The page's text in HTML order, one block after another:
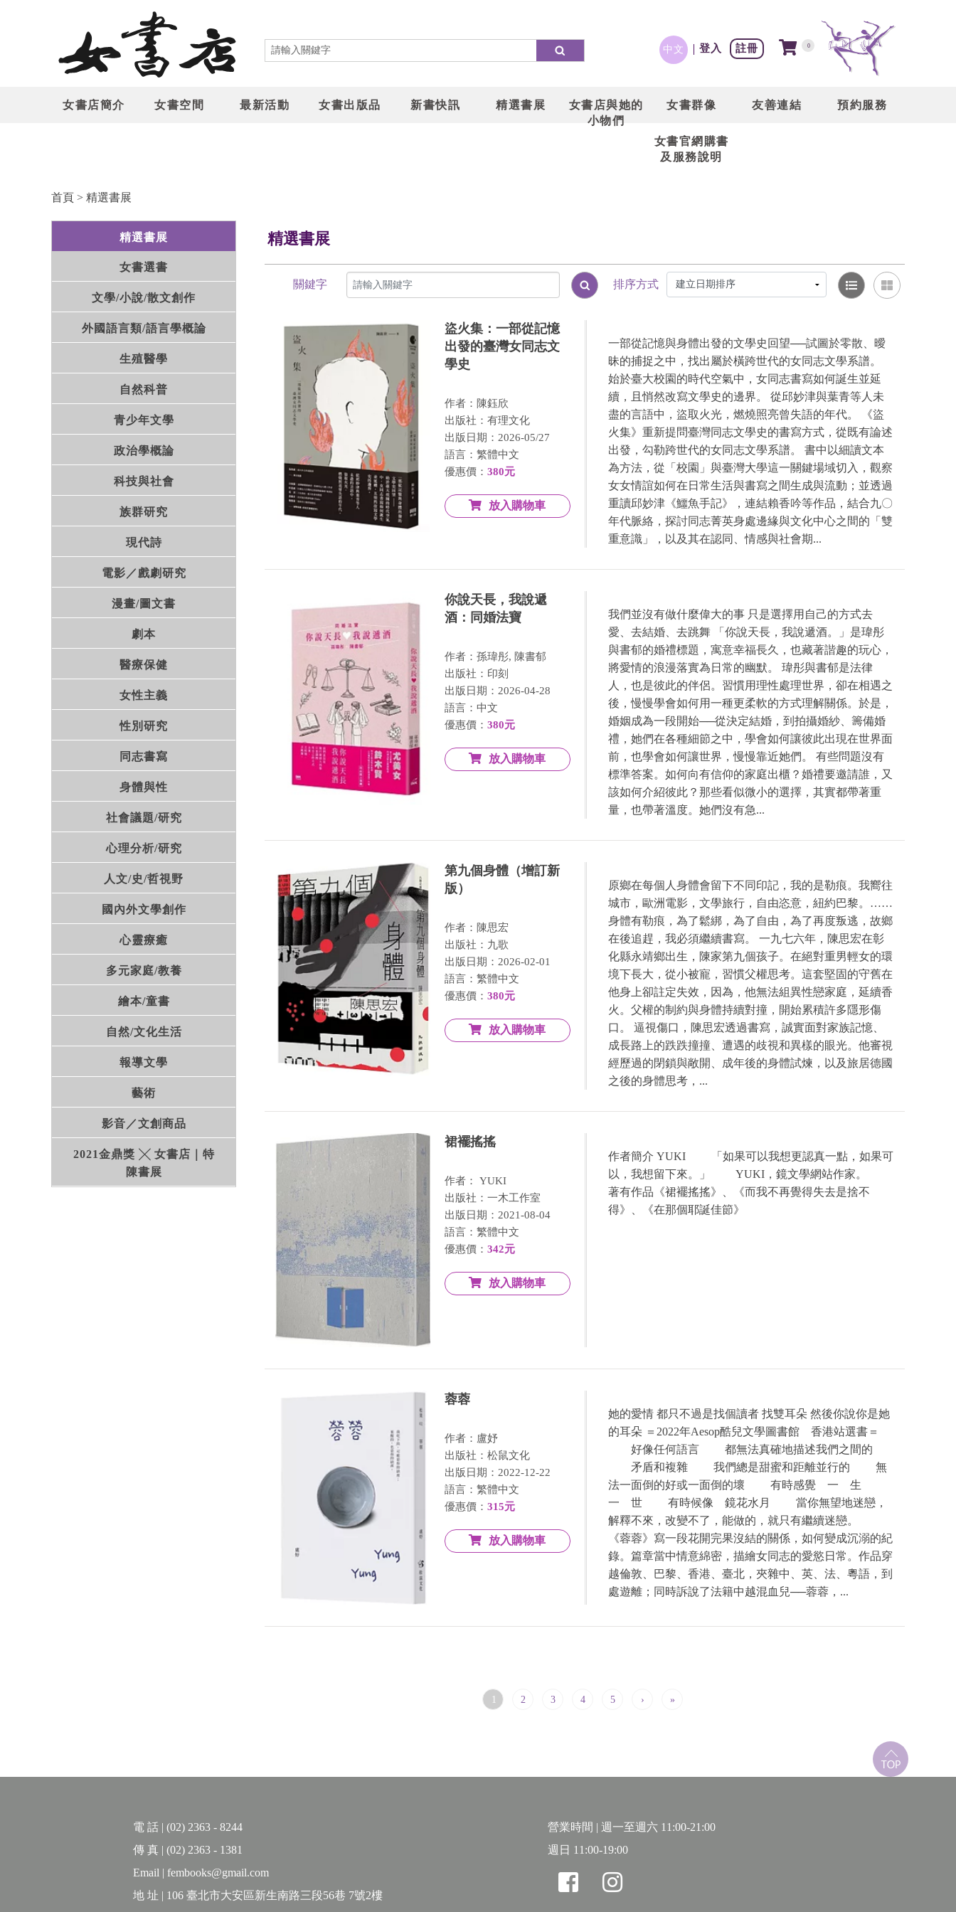
中文 登入 註冊 0
女書店簡介 女書空間 最新活動 女書出版品 新書快訊 精選書展
女書店與她的
小物們
女書群像 友善連結 預約服務
女書官網購書
及服務說明
首頁 > 精選書展
精選書展
女書選書
文學/小說/散文創作
外國語言類/語言學概論
生殖醫學
自然科普
青少年文學
政治學概論
科技與社會
族群研究
現代詩
電影／戲劇研究
漫畫/圖文書
劇本
醫療保健
女性主義
性別研究
同志書寫
身體與性
社會議題/研究
心理分析/研究
人文/史/哲視野
國內外文學創作
心靈療癒
多元家庭/教養
繪本/童書
自然/文化生活
報導文學
藝術
影音／文創商品
2021金鼎獎 ╳ 女書店｜特
陳書展
精選書展
關鍵字 排序方式
盜火集：一部從記憶
出發的臺灣女同志文
學史
作者：陳鈺欣
出版社：有理文化
出版日期：2026-05/27
語言：繁體中文
優惠價： 380元
放入購物車
一部從記憶與身體出發的文學史回望──試圖於零散、曖
昧的捕捉之中，找出屬於橫跨世代的女同志文學系譜。
始於臺大校園的時代空氣中，女同志書寫如何誕生並延
續，且悄然改寫文學史的邊界。 從邱妙津與葉青等人未
盡的言語中，盜取火光，燃燒照亮曾失語的年代。 《盜
火集》重新提問臺灣同志文學史的書寫方式，從既有論述
出發，勾勒跨世代的女同志文學系譜。 書中以細讀文本
為方法，從「校園」與臺灣大學這一關鍵場域切入，觀察
女女情誼如何在日常生活與書寫之間生成與流動；並透過
重讀邱妙津《鱷魚手記》，連結賴香吟等作品，結合九〇
年代脈絡，探討同志菁英身處邊緣與文化中心之間的「雙
重意識」，以及其在認同、情感與社會期...
你說天長，我說遞
酒：同婚法寶
作者：孫瑋彤, 陳書郁
出版社：印刻
出版日期：2026-04-28
語言：中文
優惠價： 380元
放入購物車
我們並沒有做什麼偉大的事 只是選擇用自己的方式去
愛、去結婚、去跳舞 「你說天長，我說遞酒。」是瑋彤
與書郁的婚禮標題，寓意幸福長久，也藏著諧趣的玩心，
將愛情的浪漫落實為日常的幽默。 瑋彤與書郁是法律
人，也是彼此的伴侶。習慣用理性處理世界，卻在相遇之
後，慢慢學會如何用一種更柔軟的方式理解關係。於是，
婚姻成為一段開始──從決定結婚，到拍攝婚紗、籌備婚
禮，她們在各種細節之中，學會如何讓彼此出現在世界面
前，也學會如何讓世界，慢慢靠近她們。 有些問題沒有
標準答案。如何向有信仰的家庭出櫃？婚禮要邀請誰，又
該如何介紹彼此？那些看似微小的選擇，其實都帶著重
量，也帶著溫度。她們沒有急...
第九個身體（增訂新
版）
作者：陳思宏
出版社：九歌
出版日期：2026-02-01
語言：繁體中文
優惠價： 380元
放入購物車
原鄉在每個人身體會留下不同印記，我的是勒痕。我嚮往
城市，歐洲電影，文學旅行，自由恣意，紐約巴黎。……
身體有勒痕，為了鬆綁，為了自由，為了再度叛逃，故鄉
在後追趕，我必須繼續書寫。 一九七六年，陳思宏在彰
化縣永靖鄉出生，陳家第九個孩子。在絕對重男輕女的環
境下長大，從小被寵，習慣父權思考。這套堅固的守舊在
他身上卻註定失效，因為，他無法組異性戀家庭，延續香
火。父權的制約與身體持續對撞，開始累積許多隱形傷
口。 逼視傷口，陳思宏透過書寫，誠實面對家族記憶、
成長路上的跌跌撞撞、遭遇的歧視和異樣的眼光。他審視
經歷過的閉鎖與敞開、成年後的身體試煉，以及旅居德國
之後的身體思考，...
裙襬搖搖
作者： YUKI
出版社：一木工作室
出版日期：2021-08-04
語言：繁體中文
優惠價： 342元
放入購物車
作者簡介 YUKI 「如果可以我想更認真一點，如果可
以，我想留下來。」 YUKI，鏡文學網站作家。
著有作品《裙襬搖搖》、《而我不再覺得失去是捨不
得》、《在那個耶誕佳節》
蓉蓉
作者：盧妤
出版社：松鼠文化
出版日期：2022-12-22
語言：繁體中文
優惠價： 315元
放入購物車
她的愛情 都只不過是找個讀者 找雙耳朵 然後你說你是她
的耳朵 ＝2022年Aesop酷兒文學圖書館 香港站選書＝
好像任何語言 都無法真確地描述我們之間的
矛盾和複雜 我們總是甜蜜和距離並行的 無
法一面倒的好或一面倒的壞 有時感覺 一 生
一 世 有時候像 鏡花水月 當你無望地迷戀，
解釋不來，改變不了，能做的，就只有繼續迷戀。
《蓉蓉》寫一段花開完果沒結的關係，如何變成沉溺的紀
錄。篇章當中情意綿密，描繪女同志的愛慾日常。作品穿
越倫敦、巴黎、香港、臺北，夾雜中、英、法、粵語，到
處遊離；同時訴說了法籍中越混血兒──蓉蓉，...
1 2 3 4 5 › »
電 話 | (02) 2363 - 8244
傳 真 | (02) 2363 - 1381
Email | fembooks@gmail.com
地 址 | 106 臺北市大安區新生南路三段56巷 7號2樓
營業時間 | 週一至週六 11:00-21:00
週日 11:00-19:00